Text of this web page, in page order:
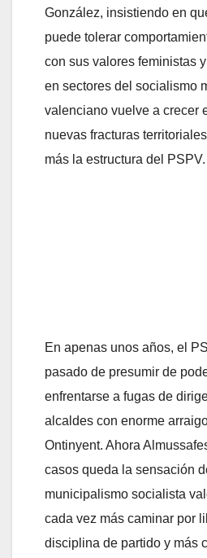
González, insistiendo en
puede tolerar
con sus valores feministas
en sectores del socialismo
valenciano vuelve a crecer
nuevas fracturas
más la estructura del PSPV.
En apenas unos años, el
pasado de presumir de
enfrentarse a fugas de
alcaldes con enorme
Ontinyent. Ahora
casos queda la sensación
municipalismo socialista
cada vez más caminar por
disciplina de partido y más